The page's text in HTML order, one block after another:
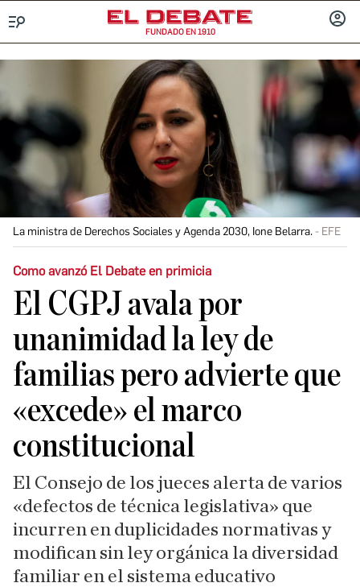
FUNDADO EN 1910
La ministra de Derechos Sociales y Agenda 2030, Ione Belarra. EFE
Como avanzó El Debate en primicia
El CGPJ avala por
unanimidad la ley de
familias pero advierte que
«excede» el marco
constitucional
El Consejo de los jueces alerta de varios
«defectos de técnica legislativa» que
incurren en duplicidades normativas y
modifican sin ley orgánica la diversidad
familiar en el sistema educativo